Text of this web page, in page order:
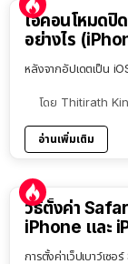
ไอคอนโหมดปิ
อย่างไร
หลังจากอัปเดตเป็น
โดย Thitirath
อ่านเพิ่มเติม
วิธีตั้งค่า
iPhone และ
การตั้งค่าเว็ปเบาว์เ